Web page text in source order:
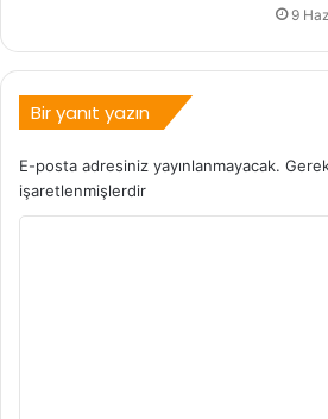
9
Bir yanıt yazın
E-posta adresiniz yayınlanmayacak.
işaretlenmişlerdir